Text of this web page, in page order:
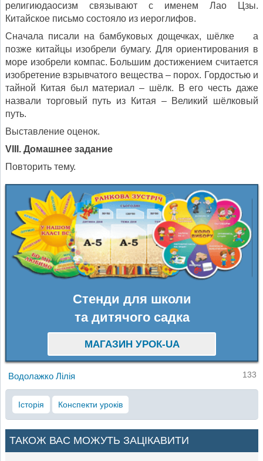
религиюдаосизм связывают с именем Лао Цзы.
Китайское письмо состояло из иероглифов.
Сначала писали на бамбуковых дощечках, шёлке а
позже китайцы изобрели бумагу. Для ориентирования в
море изобрели компас. Большим достижением считается
изобретение взрывчатого вещества – порох. Гордостью и
тайной Китая был материал – шёлк. В его честь даже
назвали торговый путь из Китая – Великий шёлковый
путь.
Выставление оценок.
VIII. Домашнее задание
Повторить тему.
Стенди для школи
та дитячого садка
МАГАЗИН УРОК-UA
Водолажко Лілія 133
Історія Конспекти уроків
ТАКОЖ ВАС МОЖУТЬ ЗАЦІКАВИТИ